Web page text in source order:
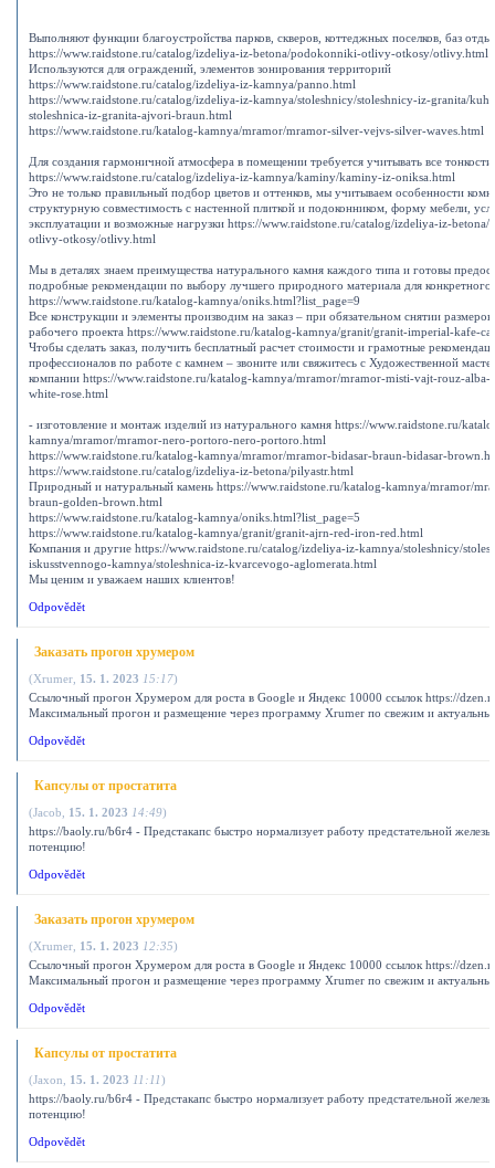
Выполняют функции благоустройства парков, скверов, коттеджных поселков, баз
https://www.raidstone.ru/catalog/izdeliya-iz-betona/podokonniki-otlivy-otkosy/otlivy.html
Используются для ограждений, элементов зонирования территорий
https://www.raidstone.ru/catalog/izdeliya-iz-kamnya/panno.html
https://www.raidstone.ru/catalog/izdeliya-iz-kamnya/stoleshnicy/stoleshnicy-iz-granita/
stoleshnica-iz-granita-ajvori-braun.html
https://www.raidstone.ru/katalog-kamnya/mramor/mramor-silver-vejvs-silver-waves.html
Для создания гармоничной атмосфера в помещении требуется учитывать все
https://www.raidstone.ru/catalog/izdeliya-iz-kamnya/kaminy/kaminy-iz-oniksa.html
Это не только правильный подбор цветов и оттенков, мы учитываем особенности
структурную совместимость с настенной плиткой и подоконником, форму мебели,
эксплуатации и возможные нагрузки https://www.raidstone.ru/catalog/izdeliya-iz-
otlivy-otkosy/otlivy.html
Мы в деталях знаем преимущества натурального камня каждого типа и готовы
подробные рекомендации по выбору лучшего природного материала для конкретного
https://www.raidstone.ru/katalog-kamnya/oniks.html?list_page=9
Все конструкции и элементы производим на заказ – при обязательном снятии
рабочего проекта https://www.raidstone.ru/katalog-kamnya/granit/granit-imperial-kafe-
Чтобы сделать заказ, получить бесплатный расчет стоимости и грамотные
профессионалов по работе с камнем – звоните или свяжитесь с Художественной
компании https://www.raidstone.ru/katalog-kamnya/mramor/mramor-misti-vajt-rouz-alba-
white-rose.html
- изготовление и монтаж изделий из натурального камня https://www.raidstone.ru/
kamnya/mramor/mramor-nero-portoro-nero-portoro.html
https://www.raidstone.ru/katalog-kamnya/mramor/mramor-bidasar-braun-bidasar-
https://www.raidstone.ru/catalog/izdeliya-iz-betona/pilyastr.html
Природный и натуральный камень https://www.raidstone.ru/katalog-kamnya/mramor/
braun-golden-brown.html
https://www.raidstone.ru/katalog-kamnya/oniks.html?list_page=5
https://www.raidstone.ru/katalog-kamnya/granit/granit-ajrn-red-iron-red.html
Компания и другие https://www.raidstone.ru/catalog/izdeliya-iz-kamnya/stoleshnicy/
iskusstvennogo-kamnya/stoleshnica-iz-kvarcevogo-aglomerata.html
Мы ценим и уважаем наших клиентов!
Odpovědět
Заказать прогон хрумером
(Xrumer 15. 1. 2023 15:17)
Ссылочный прогон Хрумером для роста в Google и Яндекс 10000 ссылок https://
Максимальный прогон и размещение через программу Xrumer по свежим и
Odpovědět
Капсулы от простатита
(Jacob 15. 1. 2023 14:49)
https://baoly.ru/b6r4 - Предстакапс быстро нормализует работу предстательной
потенцию!
Odpovědět
Заказать прогон хрумером
(Xrumer 15. 1. 2023 12:35)
Ссылочный прогон Хрумером для роста в Google и Яндекс 10000 ссылок https://
Максимальный прогон и размещение через программу Xrumer по свежим и
Odpovědět
Капсулы от простатита
(Jaxon 15. 1. 2023 11:11)
https://baoly.ru/b6r4 - Предстакапс быстро нормализует работу предстательной
потенцию!
Odpovědět